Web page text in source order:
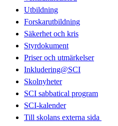
Utbildning
Forskarutbildning
Säkerhet och kris
Styrdokument
Priser och utmärkelser
Inkludering@SCI
Skolnyheter
SCI sabbatical program
SCI-kalender
Till skolans externa sida​​​​​​​